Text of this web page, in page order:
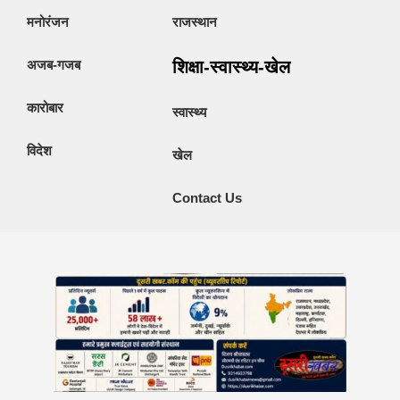
मनोरंजन
अजब-गजब
कारोबार
विदेश
राजस्थान
शिक्षा-स्वास्थ्य-खेल
स्वास्थ्य
खेल
Contact Us